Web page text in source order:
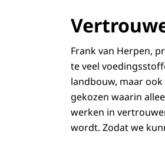
Frank van Herpen,
te veel
landbouw, maar
gekozen waarin
werken in
wordt. Zodat we